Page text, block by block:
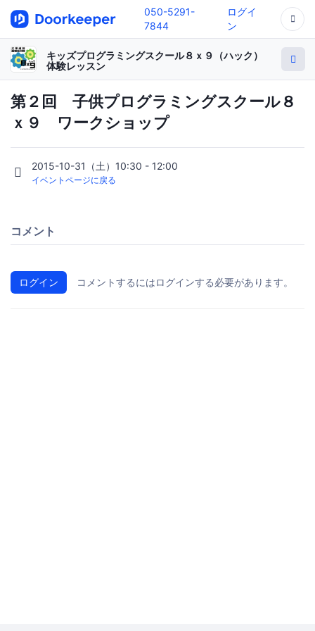
050-5291-
7844
ログイ
ン
キッズプログラミングスクール８ｘ９（ハック）
体験レッスン
第２回 子供プログラミングスクール８
ｘ９ ワークショップ
2015-10-31（土）10:30 - 12:00
イベントページに戻る
コメント
ログイン コメントするにはログインする必要があります。